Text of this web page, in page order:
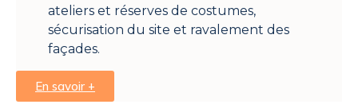
ateliers et réserves de costumes,
sécurisation du site et ravalement des
façades.
En savoir +